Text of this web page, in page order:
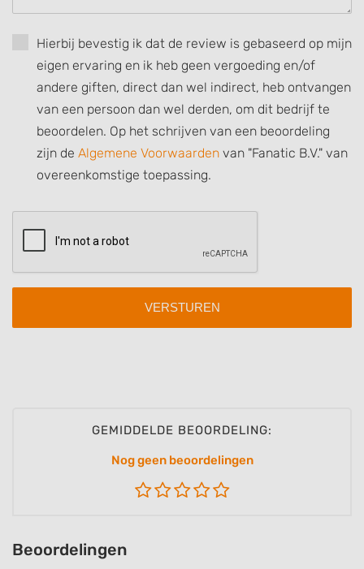
Hierbij bevestig ik dat de review is gebaseerd op mijn
eigen ervaring en ik heb geen vergoeding en/of
andere giften, direct dan wel indirect, heb ontvangen
van een persoon dan wel derden, om dit bedrijf te
beoordelen. Op het schrijven van een beoordeling
zijn de Algemene Voorwaarden van "Fanatic B.V." van
overeenkomstige toepassing.
GEMIDDELDE BEOORDELING:
Nog geen beoordelingen
Beoordelingen
Measure content performance
Understand audiences through statistics
or combinations of data from different
Develop and improve services
Use limited data to select content
Identify devices based on information